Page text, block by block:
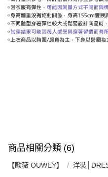
商品相關分類 (6)
【歐薇 OUWEY】 洋裝